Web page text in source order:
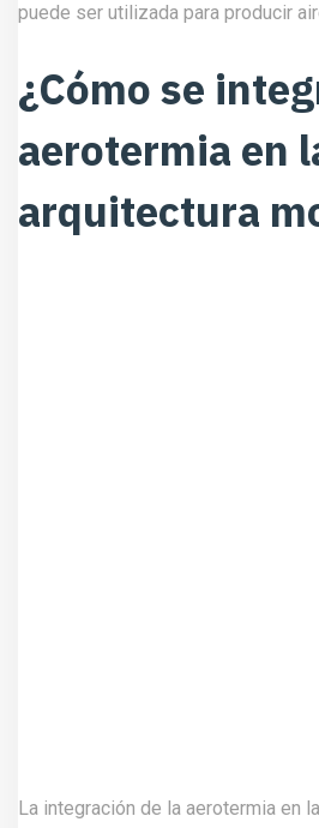
puede ser utilizada para producir
¿Cómo se
aerotermia en
arquitectura
La integración de la aerotermia en